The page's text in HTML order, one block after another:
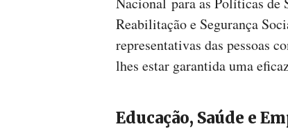
Reabilitação e Segurança
representativas das pessoas
lhes estar garantida uma
Educação, Saúde e